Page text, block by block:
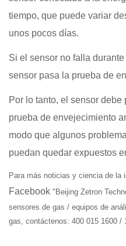
tiempo, que puede variar
unos pocos días.
Si el sensor no falla
sensor pasa la prueba de
Por lo tanto, el sensor
prueba de envejecimiento
modo que algunos
puedan quedar expuestos
Para más noticias y ciencia de la
Facebook "Beijing Zetron
sensores de gas / equipos de
gas, contáctenos: 400 015 1600 /